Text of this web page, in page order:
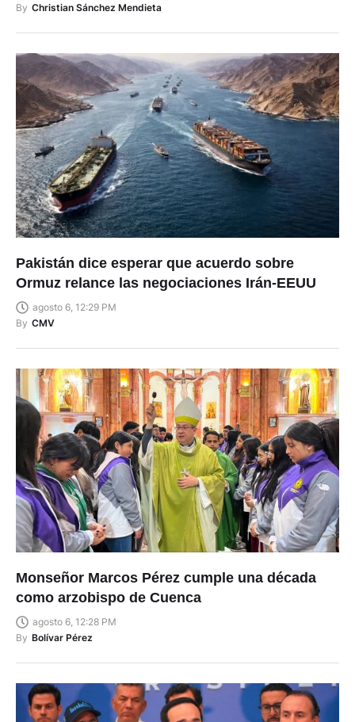
By Christian Sánchez Mendieta
Pakistán dice esperar que acuerdo sobre
Ormuz relance las negociaciones Irán-EEUU
agosto 6, 12:29 PM
By CMV
Monseñor Marcos Pérez cumple una década
como arzobispo de Cuenca
agosto 6, 12:28 PM
By Bolívar Pérez